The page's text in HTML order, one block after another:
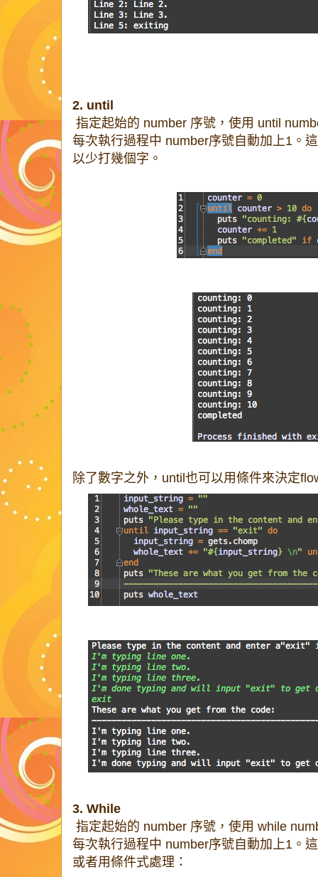
2. until
指定起始的 number 序號，使用 until
每次執行過程中 number序號自動加上1。
以少打幾個字。
除了數字之外，until也可以用條件來決定
3. While
指定起始的 number 序號，使用 while
每次執行過程中 number序號自動加上1。
或者用條件式處理：